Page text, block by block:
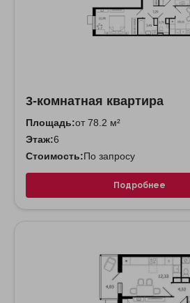
3-комнатная квартира
Площадь:от 78.2 м²
Этаж:6
Стоимость:По запросу
Подробнее